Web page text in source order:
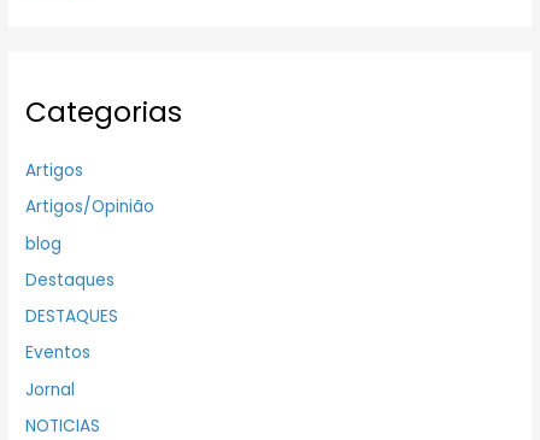
Categorias
Artigos
Artigos/Opinião
blog
Destaques
DESTAQUES
Eventos
Jornal
NOTICIAS